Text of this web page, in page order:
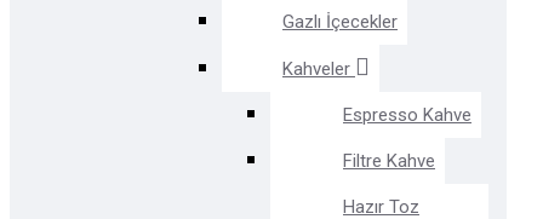
Gazlı İçecekler
Kahveler
Espresso Kahve
Filtre Kahve
Hazır Toz